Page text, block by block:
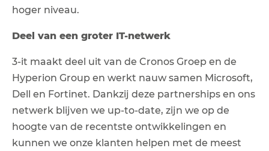
hoger niveau.
Deel van een groter IT-netwerk
3-it maakt deel uit van de Cronos Groep en de
Hyperion Group en werkt nauw samen Microsoft,
Dell en Fortinet. Dankzij deze partnerships en ons
netwerk blijven we up-to-date, zijn we op de
hoogte van de recentste ontwikkelingen en
kunnen we onze klanten helpen met de meest